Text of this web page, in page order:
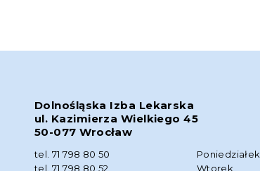
Dolnośląska Izba Lekarska
ul. Kazimierza Wielkiego 45
50-077 Wrocław
tel. 71 798 80 50
tel. 71 798 80 52
Poniedziałek
Wtorek